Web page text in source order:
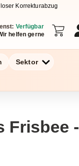
Korrekturabzug
Verfügbar
helfen gerne
Sektor
Frisbee -